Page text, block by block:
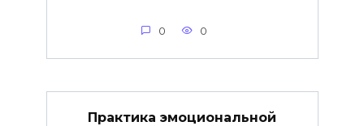
0 0
Практика эмоциональной